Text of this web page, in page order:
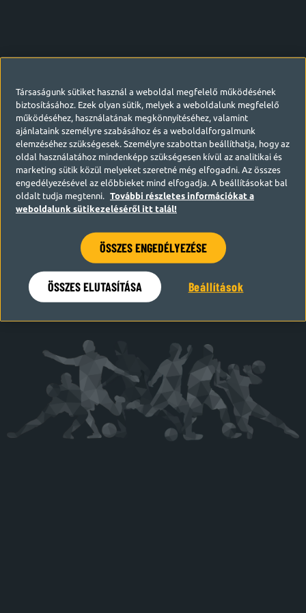
Hamarosan visszatérünk
Társaságunk sütiket használ a weboldal megfelelő működésének
biztosításához. Ezek olyan sütik, melyek a weboldalunk megfelelő
működéséhez, használatának megkönnyítéséhez, valamint
ajánlataink személyre szabásához és a weboldalforgalmunk
elemzéséhez szükségesek. Személyre szabottan beállíthatja, hogy az
oldal használatához mindenképp szükségesen kívül az analitikai és
marketing sütik közül melyeket szeretné még elfogadni. Az összes
engedélyezésével az előbbieket mind elfogadja. A beállításokat bal
oldalt tudja megtenni.
További részletes információkat a
weboldalunk sütikezeléséről itt talál!
ÖSSZES ENGEDÉLYEZÉSE
ÖSSZES ELUTASÍTÁSA Beállítások